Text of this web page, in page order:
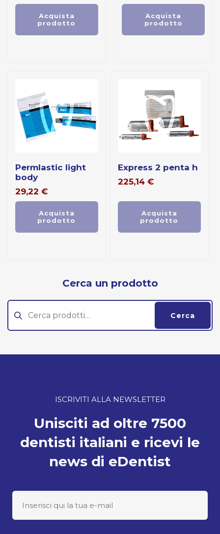
Acquista
prodotto
Acquista
prodotto
permlastic light
body
29,22 €
Acquista
prodotto
express 2 penta h
225,14 €
Acquista
prodotto
Cerca un prodotto
Cerca:
Cerca
ISCRIVITI ALLA NEWSLETTER
Unisciti ad oltre 7500
dentisti italiani e ricevi le
news di eDentist